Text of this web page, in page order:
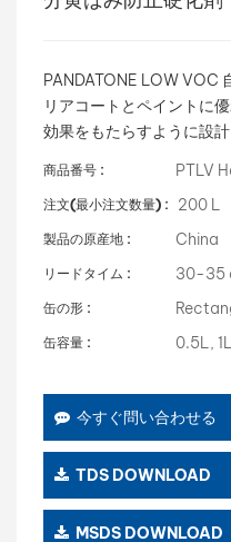
PANDATONE LOW VOC
リアコートとペイントに
効果をもたらすように設
商品番号 : PTLV
注文(最小注文数量) : 200 L
製品の原産地 : China
リードタイム : 30-35
缶の形 :
缶容量 : 0.5L,
今すぐ問い合わせる
TDS DOWNLOAD
MSDS DOWNLOAD